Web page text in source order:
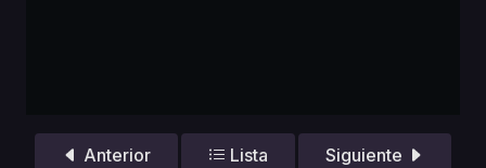
Anterior Lista Siguiente